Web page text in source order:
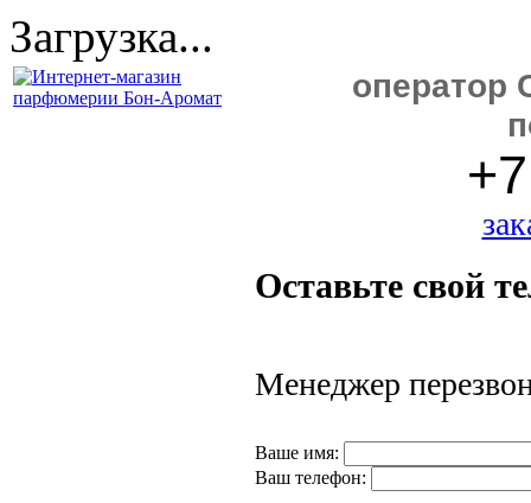
Загрузка...
оператор
Оставьте свой
Менеджер
Ваше имя:
Ваш телефон: